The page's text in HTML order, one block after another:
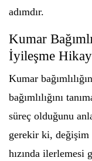
adımdır.
Kumar
İyileşme
Kumar
bağımlılığını
süreç olduğunu
gerekir ki,
hızında